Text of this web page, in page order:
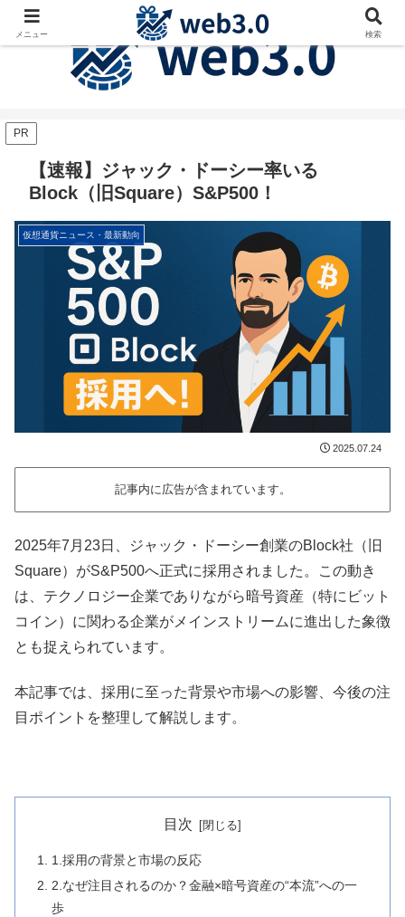
PR
【速報】ジャック・ドーシー率いる
Block（旧Square）S&P500！
仮想通貨ニュース・最新動向
2025.07.24
記事内に広告が含まれています。
2025年7月23日、ジャック・ドーシー創業のBlock社（旧
Square）がS&P500へ正式に採用されました。この動き
は、テクノロジー企業でありながら暗号資産（特にビット
コイン）に関わる企業がメインストリームに進出した象徴
とも捉えられています。
本記事では、採用に至った背景や市場への影響、今後の注
目ポイントを整理して解説します。
目次
1.採用の背景と市場の反応
2.なぜ注目されるのか？金融×暗号資産の“本流”への一
歩
メニュー 検索